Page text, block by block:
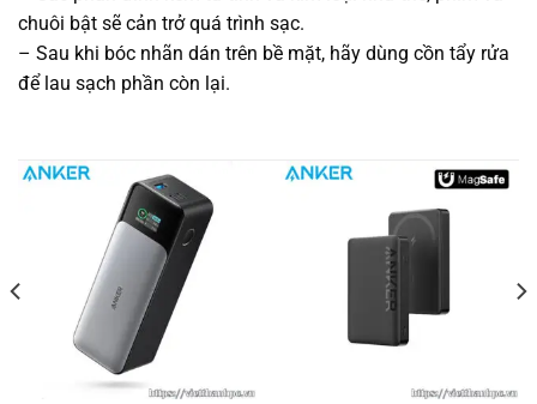
chuôi bật sẽ cản trở quá trình sạc.
– Sau khi bóc nhãn dán trên bề mặt, hãy dùng cồn tẩy rửa
để lau sạch phần còn lại.